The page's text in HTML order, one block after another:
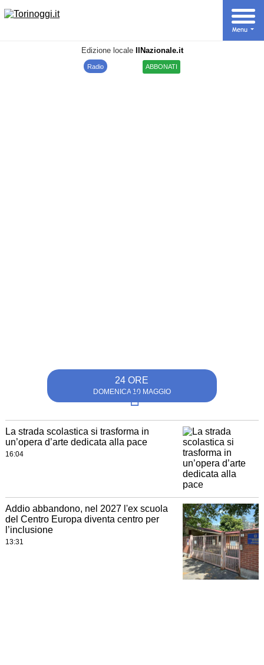
Edizione locale IlNazionale.it
Radio ABBONATI
24 ORE
DOMENICA 10 MAGGIO
La strada scolastica si trasforma in
un’opera d’arte dedicata alla pace
16:04
Addio abbandono, nel 2027 l'ex scuola
del Centro Europa diventa centro per
l’inclusione
13:31